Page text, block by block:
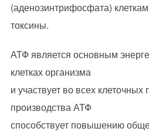
(аденозинтрифосфата)
токсины.
АТФ является основным
клетках организма
и участвует во всех
производства АТФ
способствует повышению